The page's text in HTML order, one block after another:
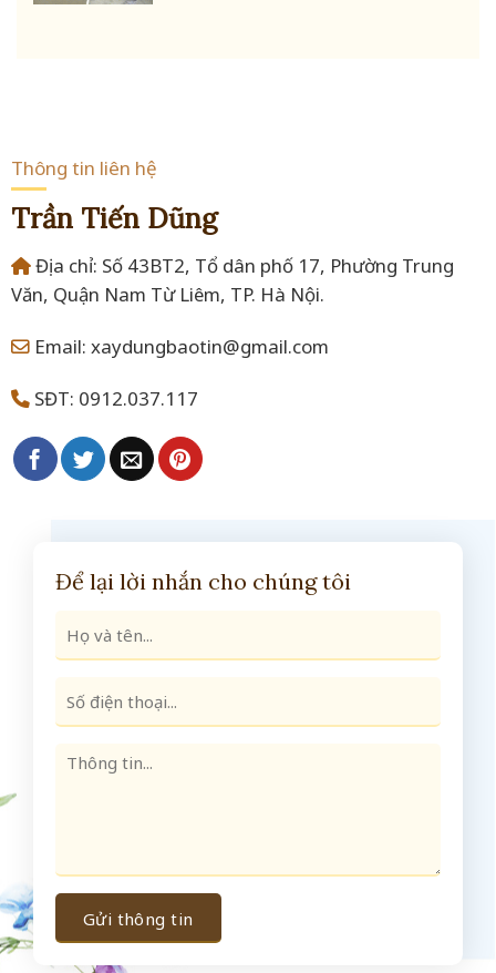
Thông tin liên hệ
Trần Tiến Dũng
Địa chỉ: Số 43BT2, Tổ dân phố 17, Phường Trung
Văn, Quận Nam Từ Liêm, TP. Hà Nội.
Email: xaydungbaotin@gmail.com
SĐT: 0912.037.117
Để lại lời nhắn cho chúng tôi